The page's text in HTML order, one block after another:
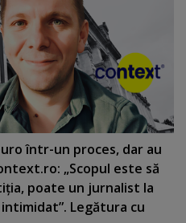
într-un proces, dar au
„Scopul este să
poate un jurnalist la
Legătura cu